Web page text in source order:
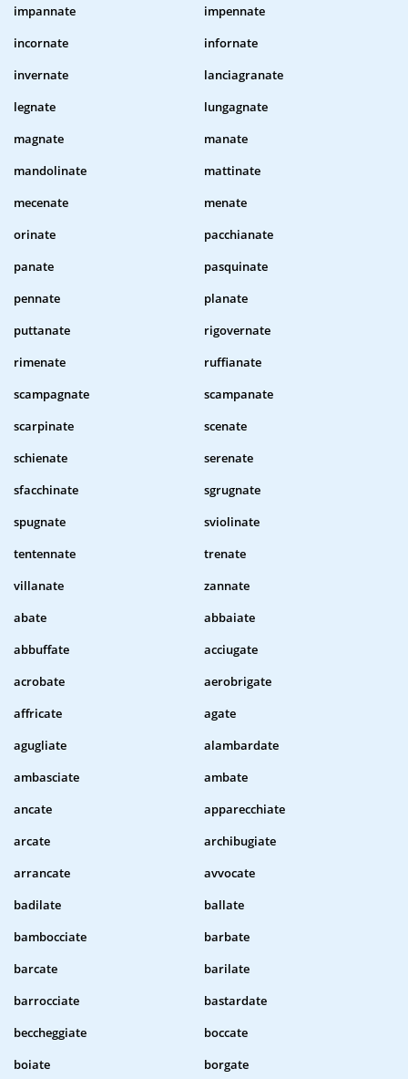
impannate
impennate
incornate
infornate
invernate
lanciagranate
legnate
lungagnate
magnate
manate
mandolinate
mattinate
mecenate
menate
orinate
pacchianate
panate
pasquinate
pennate
planate
puttanate
rigovernate
rimenate
ruffianate
scampagnate
scampanate
scarpinate
scenate
schienate
serenate
sfacchinate
sgrugnate
spugnate
sviolinate
tentennate
trenate
villanate
zannate
abate
abbaiate
abbuffate
acciugate
acrobate
aerobrigate
affricate
agate
agugliate
alambardate
ambasciate
ambate
ancate
apparecchiate
arcate
archibugiate
arrancate
avvocate
badilate
ballate
bambocciate
barbate
barcate
barilate
barrocciate
bastardate
beccheggiate
boccate
boiate
borgate